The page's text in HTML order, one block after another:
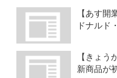
があのスイーツに変身…6
り復活シェイクも
【あす
ドナルド
【きょ
新商品が